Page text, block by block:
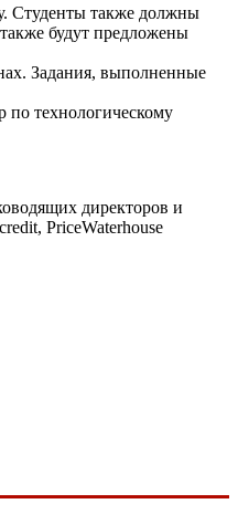
Студенты также должны
будут предложены
Задания, выполненные
технологическому
директоров и
PriceWaterhouse